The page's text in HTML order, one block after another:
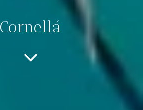
Cornellá